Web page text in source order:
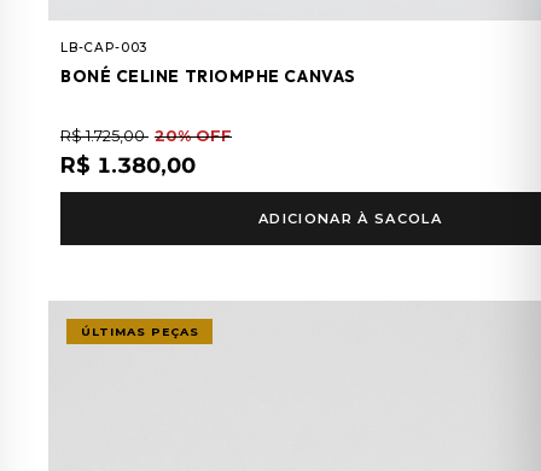
LB-CAP-003
BONÉ CELINE TRIOMPHE CANVAS
R$ 1.725,00 20% OFF
R$ 1.380,00
ADICIONAR À SACOLA
ÚLTIMAS PEÇAS